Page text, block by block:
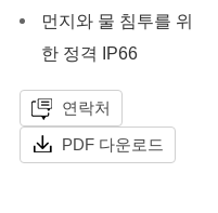
먼지와 물 침투를 위
한 정격 IP66
연락처
PDF 다운로드